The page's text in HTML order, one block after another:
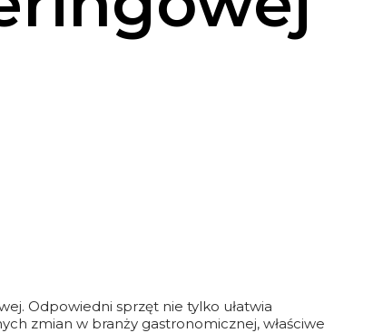
Odpowiedni sprzęt nie tylko ułatwia
zmian w branży gastronomicznej, właściwe